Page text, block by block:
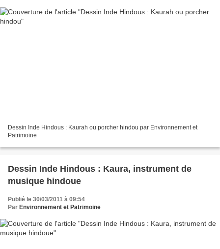
Dessin Inde Hindous : Kaurah ou porcher hindou par Environnement et
Patrimoine
Dessin Inde Hindous : Kaura, instrument de
musique hindoue
Publié le 30/03/2011 à 09:54
Par Environnement et Patrimoine